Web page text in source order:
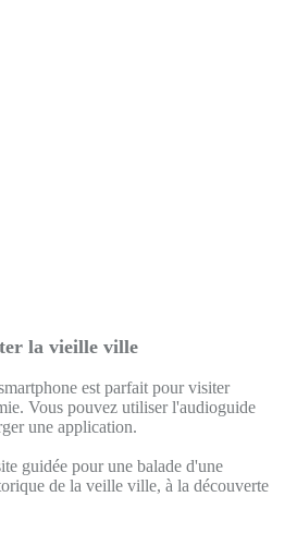
la vieille ville
est parfait pour visiter
Vous pouvez utiliser l'audioguide
une application.
guidée pour une balade d'une
de la veille ville, à la découverte